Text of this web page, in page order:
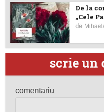
De la
„Cele
de
scrie un
comentariu